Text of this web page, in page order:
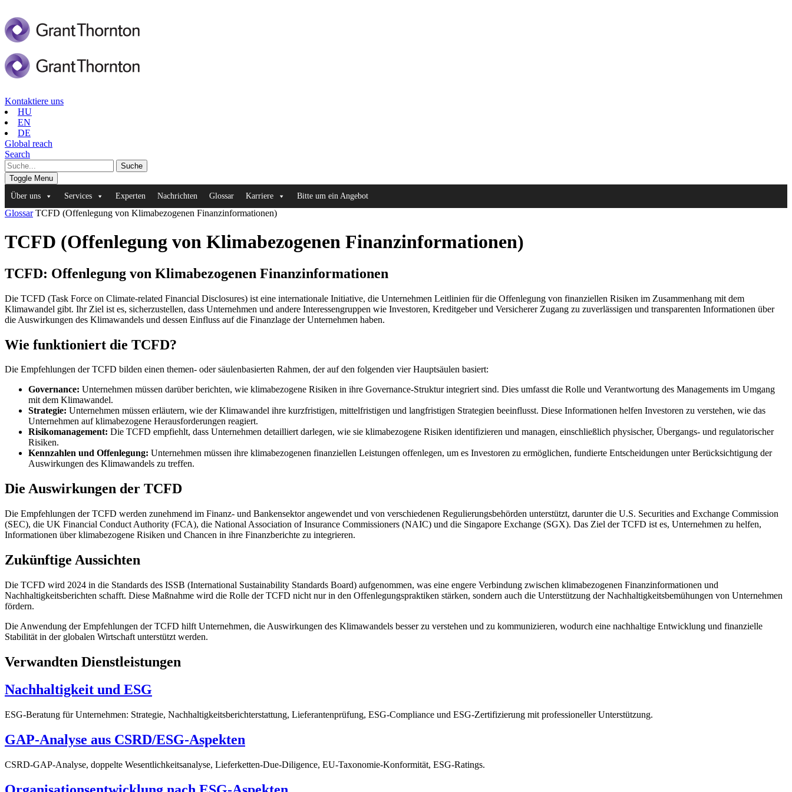
Kontaktiere uns
HU
EN
DE
Global reach
Search
Toggle Menu
Über uns
Services Experten Nachrichten Glossar Karriere Bitte um ein Angebot
Glossar TCFD (Offenlegung von Klimabezogenen Finanzinformationen)
TCFD (Offenlegung von Klimabezogenen Finanzinformationen)
TCFD: Offenlegung von Klimabezogenen Finanzinformationen
Die TCFD (Task Force on Climate-related Financial Disclosures) ist eine internationale Initiative, die Unternehmen Leitlinien für die Offenlegung von finanziellen Risiken im Zusammenhang mit dem
Klimawandel gibt. Ihr Ziel ist es, sicherzustellen, dass Unternehmen und andere Interessengruppen wie Investoren, Kreditgeber und Versicherer Zugang zu zuverlässigen und transparenten Informationen über
die Auswirkungen des Klimawandels und dessen Einfluss auf die Finanzlage der Unternehmen haben.
Wie funktioniert die TCFD?
Die Empfehlungen der TCFD bilden einen themen- oder säulenbasierten Rahmen, der auf den folgenden vier Hauptsäulen basiert:
Governance: Unternehmen müssen darüber berichten, wie klimabezogene Risiken in ihre Governance-Struktur integriert sind. Dies umfasst die Rolle und Verantwortung des Managements im Umgang
mit dem Klimawandel.
Strategie: Unternehmen müssen erläutern, wie der Klimawandel ihre kurzfristigen, mittelfristigen und langfristigen Strategien beeinflusst. Diese Informationen helfen Investoren zu verstehen, wie das
Unternehmen auf klimabezogene Herausforderungen reagiert.
Risikomanagement: Die TCFD empfiehlt, dass Unternehmen detailliert darlegen, wie sie klimabezogene Risiken identifizieren und managen, einschließlich physischer, Übergangs- und regulatorischer
Risiken.
Kennzahlen und Offenlegung: Unternehmen müssen ihre klimabezogenen finanziellen Leistungen offenlegen, um es Investoren zu ermöglichen, fundierte Entscheidungen unter Berücksichtigung der
Auswirkungen des Klimawandels zu treffen.
Die Auswirkungen der TCFD
Die Empfehlungen der TCFD werden zunehmend im Finanz- und Bankensektor angewendet und von verschiedenen Regulierungsbehörden unterstützt, darunter die U.S. Securities and Exchange Commission
(SEC), die UK Financial Conduct Authority (FCA), die National Association of Insurance Commissioners (NAIC) und die Singapore Exchange (SGX). Das Ziel der TCFD ist es, Unternehmen zu helfen,
Informationen über klimabezogene Risiken und Chancen in ihre Finanzberichte zu integrieren.
Zukünftige Aussichten
Die TCFD wird 2024 in die Standards des ISSB (International Sustainability Standards Board) aufgenommen, was eine engere Verbindung zwischen klimabezogenen Finanzinformationen und
Nachhaltigkeitsberichten schafft. Diese Maßnahme wird die Rolle der TCFD nicht nur in den Offenlegungspraktiken stärken, sondern auch die Unterstützung der Nachhaltigkeitsbemühungen von Unternehmen
fördern.
Die Anwendung der Empfehlungen der TCFD hilft Unternehmen, die Auswirkungen des Klimawandels besser zu verstehen und zu kommunizieren, wodurch eine nachhaltige Entwicklung und finanzielle
Stabilität in der globalen Wirtschaft unterstützt werden.
Verwandten Dienstleistungen
Nachhaltigkeit und ESG
ESG-Beratung für Unternehmen: Strategie, Nachhaltigkeitsberichterstattung, Lieferantenprüfung, ESG-Compliance und ESG-Zertifizierung mit professioneller Unterstützung.
GAP-Analyse aus CSRD/ESG-Aspekten
CSRD-GAP-Analyse, doppelte Wesentlichkeitsanalyse, Lieferketten-Due-Diligence, EU-Taxonomie-Konformität, ESG-Ratings.